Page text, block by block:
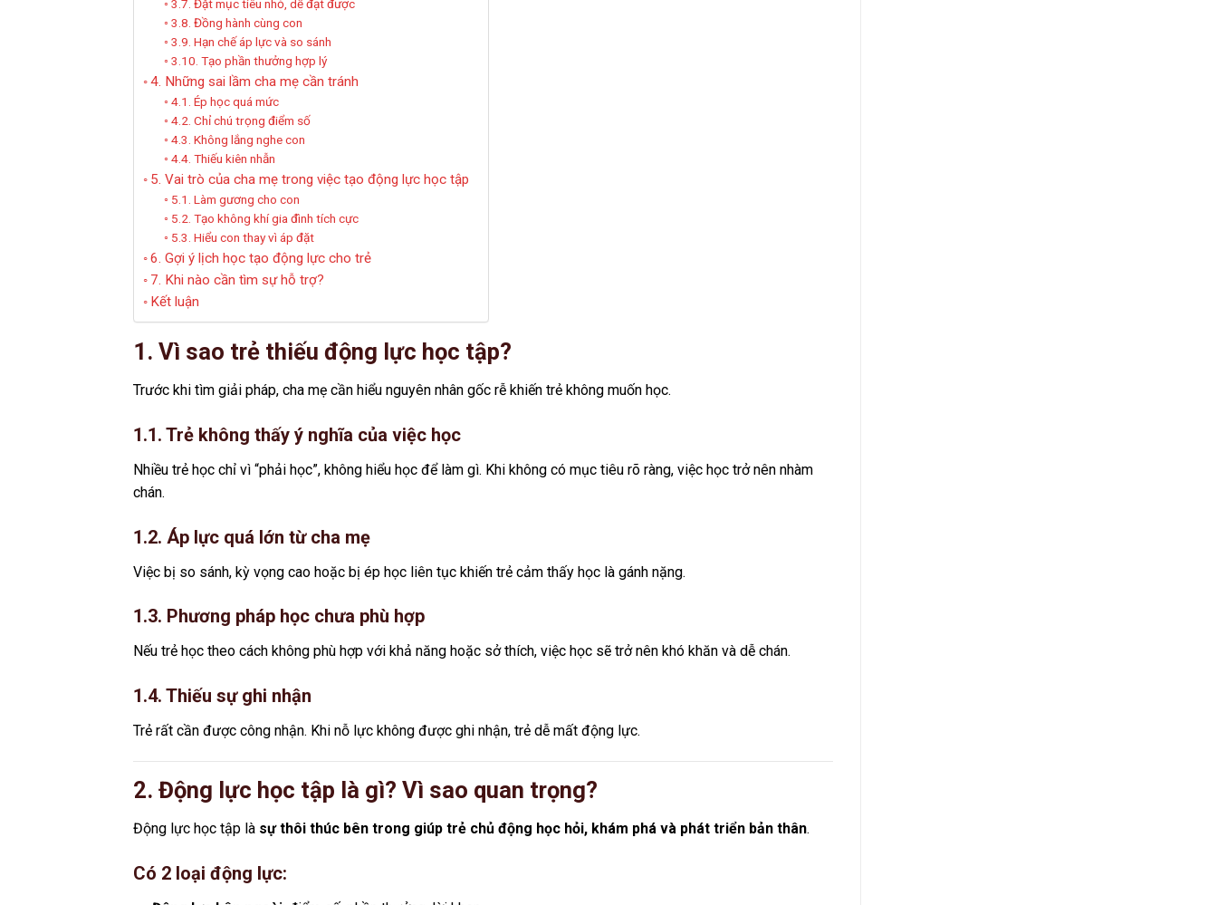
3.7. Đặt mục tiêu nhỏ, dễ đạt được
3.8. Đồng hành cùng con
3.9. Hạn chế áp lực và so sánh
3.10. Tạo phần thưởng hợp lý
4. Những sai lầm cha mẹ cần tránh
4.1. Ép học quá mức
4.2. Chỉ chú trọng điểm số
4.3. Không lắng nghe con
4.4. Thiếu kiên nhẫn
5. Vai trò của cha mẹ trong việc tạo động lực học tập
5.1. Làm gương cho con
5.2. Tạo không khí gia đình tích cực
5.3. Hiểu con thay vì áp đặt
6. Gợi ý lịch học tạo động lực cho trẻ
7. Khi nào cần tìm sự hỗ trợ?
Kết luận
1. Vì sao trẻ thiếu động lực học tập?
Trước khi tìm giải pháp, cha mẹ cần hiểu nguyên nhân gốc rễ khiến trẻ không muốn học.
1.1. Trẻ không thấy ý nghĩa của việc học
Nhiều trẻ học chỉ vì “phải học”, không hiểu học để làm gì. Khi không có mục tiêu rõ ràng, việc học trở nên nhàm
chán.
1.2. Áp lực quá lớn từ cha mẹ
Việc bị so sánh, kỳ vọng cao hoặc bị ép học liên tục khiến trẻ cảm thấy học là gánh nặng.
1.3. Phương pháp học chưa phù hợp
Nếu trẻ học theo cách không phù hợp với khả năng hoặc sở thích, việc học sẽ trở nên khó khăn và dễ chán.
1.4. Thiếu sự ghi nhận
Trẻ rất cần được công nhận. Khi nỗ lực không được ghi nhận, trẻ dễ mất động lực.
2. Động lực học tập là gì? Vì sao quan trọng?
Động lực học tập là sự thôi thúc bên trong giúp trẻ chủ động học hỏi, khám phá và phát triển bản thân.
Có 2 loại động lực: